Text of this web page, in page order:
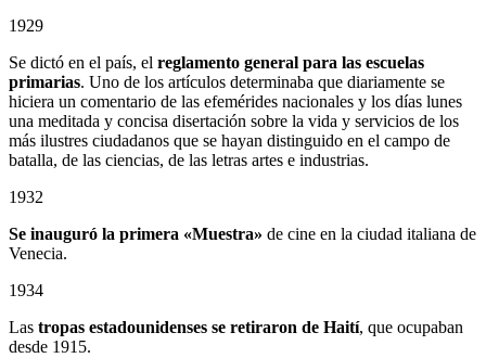
1929
Se dictó en el país, el reglamento general para las escuelas
primarias. Uno de los artículos determinaba que diariamente se
hiciera un comentario de las efemérides nacionales y los días lunes
una meditada y concisa disertación sobre la vida y servicios de los
más ilustres ciudadanos que se hayan distinguido en el campo de
batalla, de las ciencias, de las letras artes e industrias.
1932
Se inauguró la primera «Muestra» de cine en la ciudad italiana de
Venecia.
1934
Las tropas estadounidenses se retiraron de Haití, que ocupaban
desde 1915.